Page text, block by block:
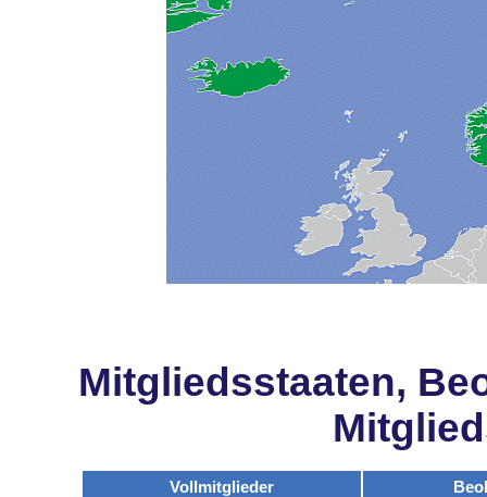
Mitgliedsstaaten,
Vollmitglieder